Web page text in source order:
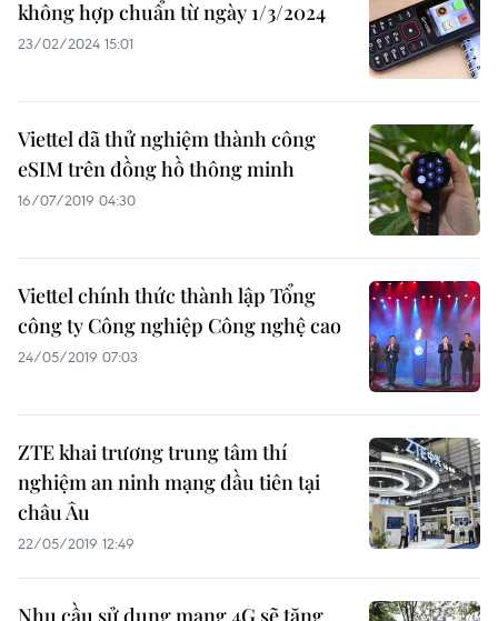
không hợp chuẩn từ ngày 1/3/2024
23/02/2024 15:01
Viettel đã thử nghiệm thành công
eSIM trên đồng hồ thông minh
16/07/2019 04:30
Viettel chính thức thành lập Tổng
công ty Công nghiệp Công nghệ cao
24/05/2019 07:03
ZTE khai trương trung tâm thí
nghiệm an ninh mạng đầu tiên tại
châu Âu
22/05/2019 12:49
Nhu cầu sử dụng mạng 4G sẽ tăng